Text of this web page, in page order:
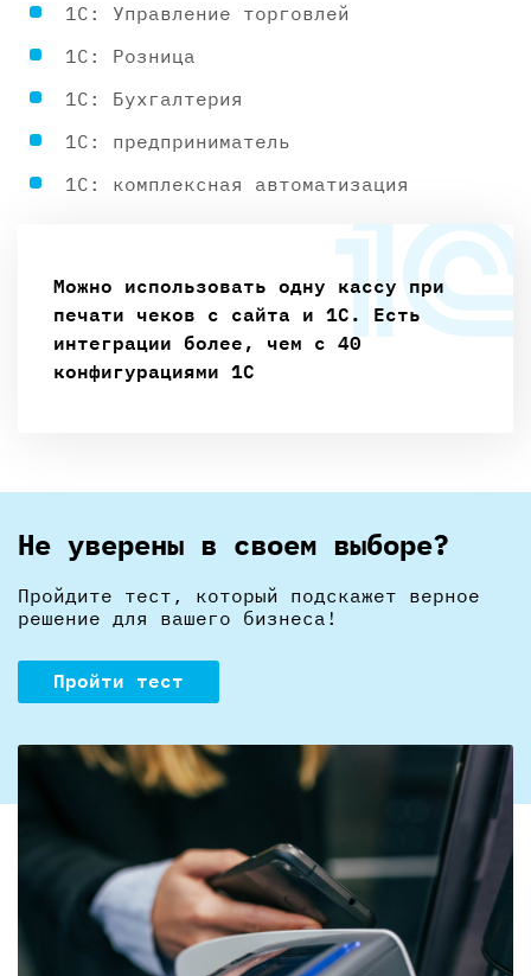
1С: Управление торговлей
1С: Розница
1С: Бухгалтерия
1С: предприниматель
1С: комплексная автоматизация
Можно использовать одну кассу при
печати чеков с сайта и 1С. Есть
интеграции более, чем с 40
конфигурациями 1С
Не уверены в своем выборе?
Пройдите тест, который подскажет верное
решение для вашего бизнеса!
Пройти тест